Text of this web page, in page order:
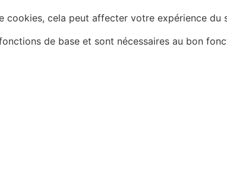
cela peut affecter votre expérience du
de base et sont nécessaires au bon